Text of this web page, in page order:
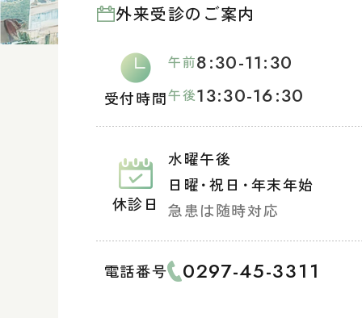
外来受診のご案内
受付時間
午前8:30-11:30
午後13:30-16:30
休診日
水曜午後
日曜・祝日 ・年末年始
急患は随時対応
電話番号 0297-45-3311